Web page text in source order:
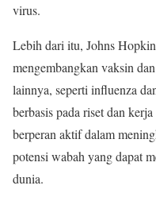
virus.
Lebih dari itu, Johns
mengembangkan vaksin
lainnya, seperti influenza
berbasis pada riset dan
berperan aktif dalam
potensi wabah yang dapat
dunia.